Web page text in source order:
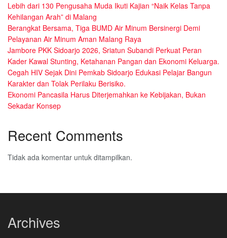
Lebih dari 130 Pengusaha Muda Ikuti Kajian “Naik Kelas Tanpa
Kehilangan Arah” di Malang
Berangkat Bersama, Tiga BUMD Air Minum Bersinergi Demi
Pelayanan Air Minum Aman Malang Raya
Jambore PKK Sidoarjo 2026, Sriatun Subandi Perkuat Peran
Kader Kawal Stunting, Ketahanan Pangan dan Ekonomi Keluarga.
Cegah HIV Sejak Dini Pemkab Sidoarjo Edukasi Pelajar Bangun
Karakter dan Tolak Perilaku Berisiko.
Ekonomi Pancasila Harus Diterjemahkan ke Kebijakan, Bukan
Sekadar Konsep
Recent Comments
Tidak ada komentar untuk ditampilkan.
Archives